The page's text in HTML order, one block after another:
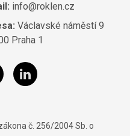
info@roklen.cz
Václavské náměstí 9
Praha 1
č. 256/2004 Sb. o